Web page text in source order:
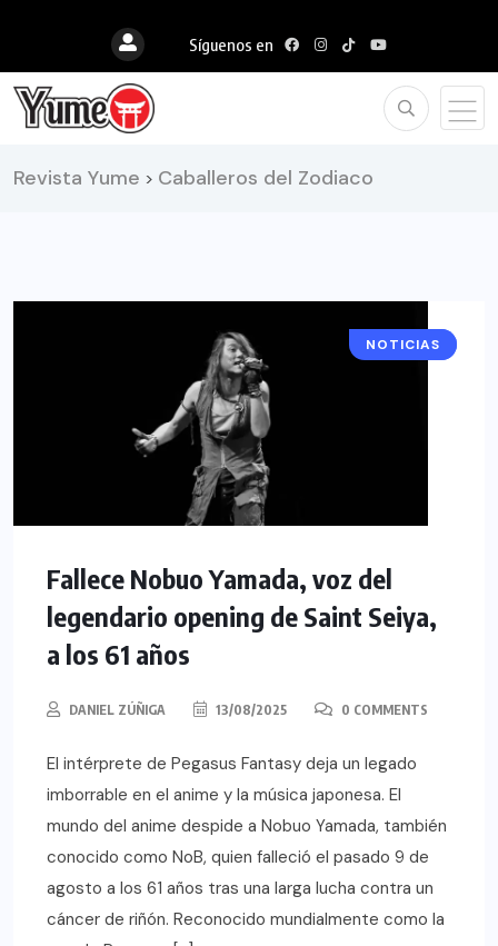
Síguenos en
Revista Yume > Caballeros del Zodiaco
ANIME
NOTICIAS
Fallece Nobuo Yamada, voz del
legendario opening de Saint Seiya,
a los 61 años
DANIEL ZÚÑIGA 13/08/2025 0 COMMENTS
El intérprete de Pegasus Fantasy deja un legado
imborrable en el anime y la música japonesa. El
mundo del anime despide a Nobuo Yamada, también
conocido como NoB, quien falleció el pasado 9 de
agosto a los 61 años tras una larga lucha contra un
cáncer de riñón. Reconocido mundialmente como la